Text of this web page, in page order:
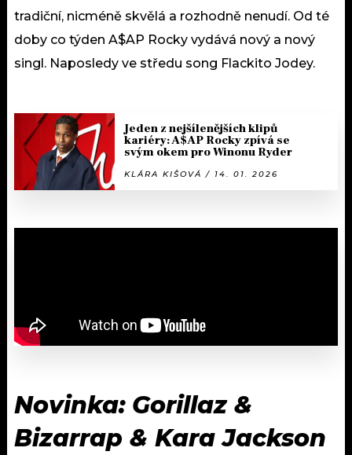
tradiční, nicméně skvělá a rozhodně nenudí. Od té
doby co týden A$AP Rocky vydává nový a nový
singl. Naposledy ve středu song Flackito Jodey.
Jeden z nejšílenějších klipů
kariéry: A$AP Rocky zpívá se
svým okem pro Winonu Ryder
KLÁRA KIŠOVÁ / 14. 01. 2026
Novinka: Gorillaz &
Bizarrap & Kara Jackson